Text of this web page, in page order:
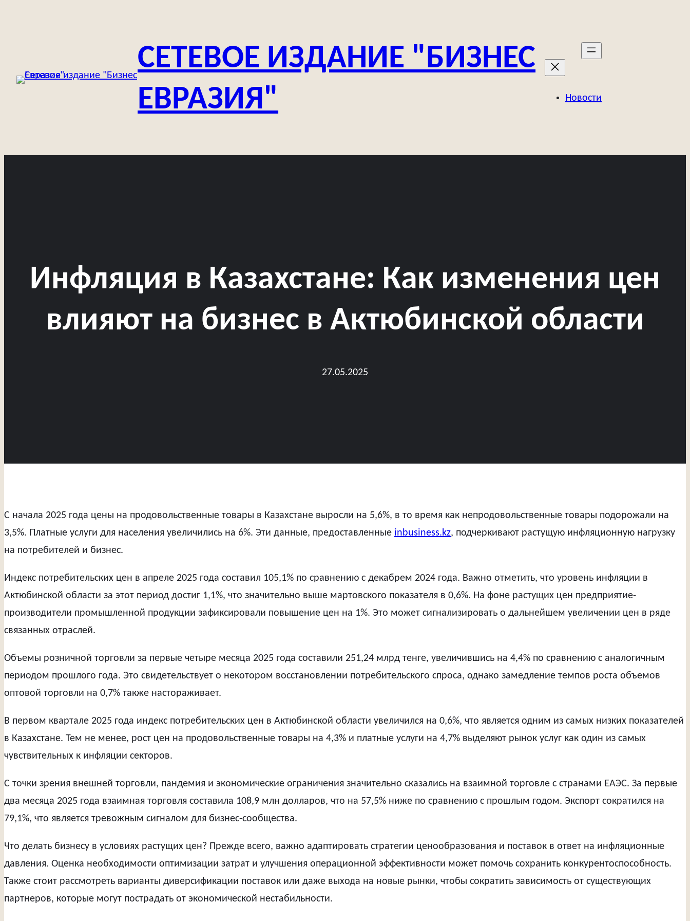
СЕТЕВОЕ ИЗДАНИЕ "БИЗНЕС
ЕВРАЗИЯ"
Новости
Инфляция в Казахстане: Как изменения цен
влияют на бизнес в Актюбинской области
27.05.2025
С начала 2025 года цены на продовольственные товары в Казахстане выросли на 5,6%, в то время как непродовольственные товары подорожали на
3,5%. Платные услуги для населения увеличились на 6%. Эти данные, предоставленные inbusiness.kz, подчеркивают растущую инфляционную нагрузку
на потребителей и бизнес.
Индекс потребительских цен в апреле 2025 года составил 105,1% по сравнению с декабрем 2024 года. Важно отметить, что уровень инфляции в
Актюбинской области за этот период достиг 1,1%, что значительно выше мартовского показателя в 0,6%. На фоне растущих цен предприятие-
производители промышленной продукции зафиксировали повышение цен на 1%. Это может сигнализировать о дальнейшем увеличении цен в ряде
связанных отраслей.
Объемы розничной торговли за первые четыре месяца 2025 года составили 251,24 млрд тенге, увеличившись на 4,4% по сравнению с аналогичным
периодом прошлого года. Это свидетельствует о некотором восстановлении потребительского спроса, однако замедление темпов роста объемов
оптовой торговли на 0,7% также настораживает.
В первом квартале 2025 года индекс потребительских цен в Актюбинской области увеличился на 0,6%, что является одним из самых низких показателей
в Казахстане. Тем не менее, рост цен на продовольственные товары на 4,3% и платные услуги на 4,7% выделяют рынок услуг как один из самых
чувствительных к инфляции секторов.
С точки зрения внешней торговли, пандемия и экономические ограничения значительно сказались на взаимной торговле с странами ЕАЭС. За первые
два месяца 2025 года взаимная торговля составила 108,9 млн долларов, что на 57,5% ниже по сравнению с прошлым годом. Экспорт сократился на
79,1%, что является тревожным сигналом для бизнес-сообщества.
Что делать бизнесу в условиях растущих цен? Прежде всего, важно адаптировать стратегии ценообразования и поставок в ответ на инфляционные
давления. Оценка необходимости оптимизации затрат и улучшения операционной эффективности может помочь сохранить конкурентоспособность.
Также стоит рассмотреть варианты диверсификации поставок или даже выхода на новые рынки, чтобы сократить зависимость от существующих
партнеров, которые могут пострадать от экономической нестабильности.